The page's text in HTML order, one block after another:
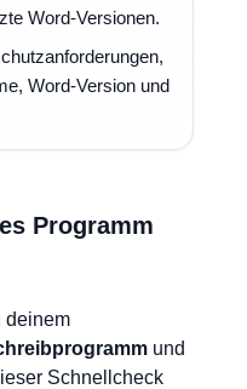
Word-Versionen.
Word-Version und
Programm
deinem
und
Schnellcheck